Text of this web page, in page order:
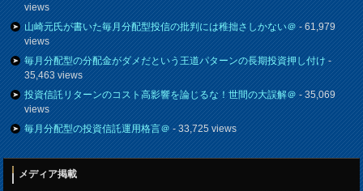
views
山崎元氏が書いた毎月分配型投信の批判には稚拙さしかない＠- 61,979
views
毎月分配型の分配金がダメだという王道パターンの長期投資押し付け-
35,463 views
投資信託リターンのコスト高影響を論じるな！世間の大誤解＠- 35,069
views
毎月分配型の投資信託運用格言＠- 33,725 views
メディア掲載